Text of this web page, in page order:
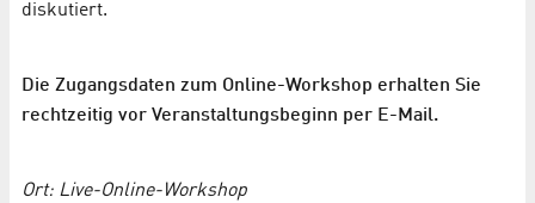
diskutiert.
Die Zugangsdaten zum Online-Workshop erhalten Sie
rechtzeitig vor Veranstaltungsbeginn per E-Mail.
Ort: Live-Online-Workshop